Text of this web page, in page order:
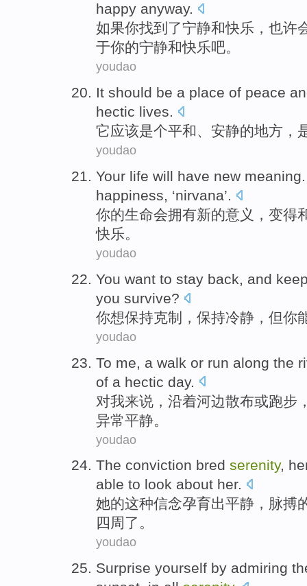
happy anyway.
如果你找到 了宁静和快乐 ， 也许
于你的宁静和快乐吧。
youdao
It should be a place of peace
hectic lives.
它应该是个平和、安静的地方 ，
youdao
Your life will have new meaning
happiness, ‘nirvana’.
你的生命会拥有新的意义 ， 变得
快乐。
youdao
You want to stay back, and
you survive?
你想保持克制， 保持冷静 ， 但你
youdao
To me , a walk or run along the
of a hectic day.
对我来说 ， 沿着河边散布或跑步
异常平静。
youdao
The conviction bred serenity,
able to look about her.
她的这种信念孕育出平静 ， 脉搏
四周了。
youdao
Surprise yourself by admiring